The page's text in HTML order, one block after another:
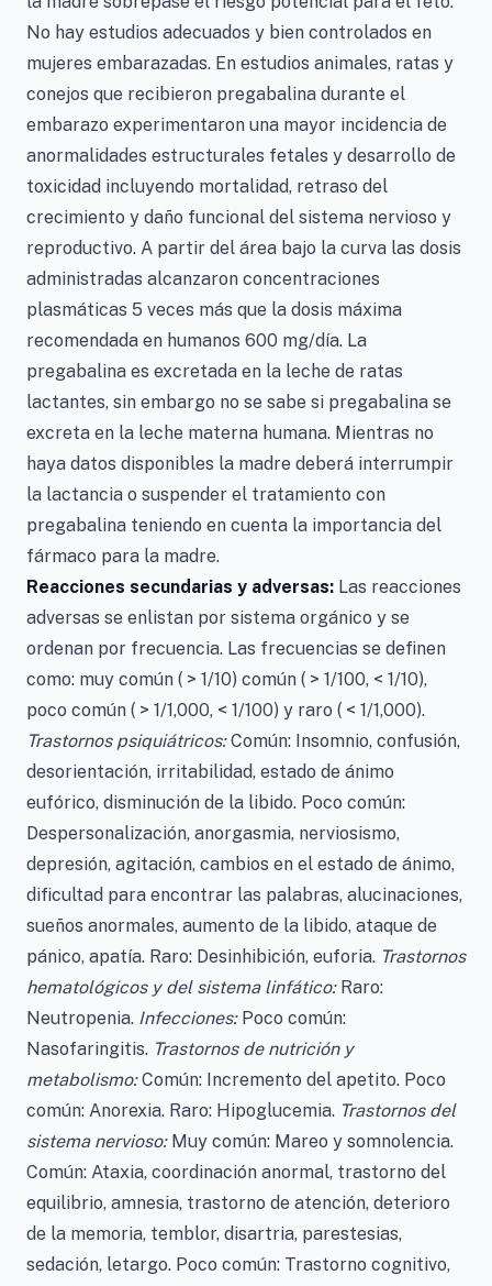
No hay estudios adecuados y bien controlados en
mujeres embarazadas. En estudios animales, ratas y
conejos que recibieron pregabalina durante el
embarazo experimentaron una mayor incidencia de
anormalidades estructurales fetales y desarrollo de
toxicidad incluyendo mortalidad, retraso del
crecimiento y daño funcional del sistema nervioso y
reproductivo. A partir del área bajo la curva las dosis
administradas alcanzaron concentraciones
plasmáticas 5 veces más que la dosis máxima
recomendada en humanos 600 mg/día. La
pregabalina es excretada en la leche de ratas
lactantes, sin embargo no se sabe si pregabalina se
excreta en la leche materna humana. Mientras no
haya datos disponibles la madre deberá interrumpir
la lactancia o suspender el tratamiento con
pregabalina teniendo en cuenta la importancia del
fármaco para la madre.
Reacciones secundarias y adversas: Las reacciones
adversas se enlistan por sistema orgánico y se
ordenan por frecuencia. Las frecuencias se definen
como: muy común ( > 1/10) común ( > 1/100, < 1/10),
poco común ( > 1/1,000, < 1/100) y raro ( < 1/1,000).
Trastornos psiquiátricos:Común: Insomnio, confusión,
desorientación, irritabilidad, estado de ánimo
eufórico, disminución de la libido. Poco común:
Despersonalización, anorgasmia, nerviosismo,
depresión, agitación, cambios en el estado de ánimo,
dificultad para encontrar las palabras, alucinaciones,
sueños anormales, aumento de la libido, ataque de
pánico, apatía. Raro: Desinhibición, euforia. Trastornos
hematológicos y del sistema linfático: Raro:
Neutropenia. Infecciones:Poco común:
Nasofaringitis. Trastornos de nutrición y
metabolismo:Común: Incremento del apetito. Poco
común: Anorexia. Raro: Hipoglucemia. Trastornos del
sistema nervioso: Muy común: Mareo y somnolencia.
Común: Ataxia, coordinación anormal, trastorno del
equilibrio, amnesia, trastorno de atención, deterioro
de la memoria, temblor, disartria, parestesias,
sedación, letargo. Poco común: Trastorno cognitivo,